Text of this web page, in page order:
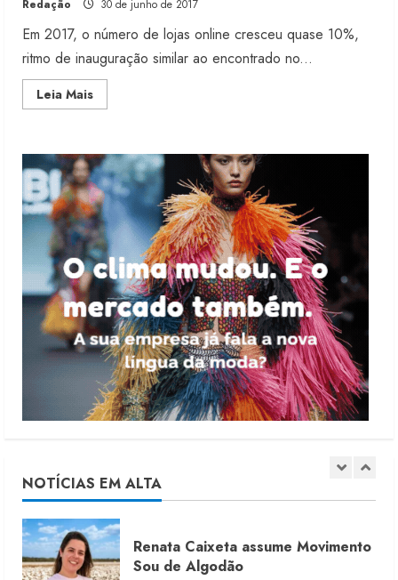
Redação 30 de junho de 2017
Em 2017, o número de lojas online cresceu quase 10%,
ritmo de inauguração similar ao encontrado no...
Leia MaisRead
more
está
mais
maduro
no
Brasil
NOTÍCIAS EM ALTA
2
5 de agosto de 2026
4
Projeto testa passaporte digital na
moda nacional
4 de agosto de 2026
5
Morena Rosa lança franquia com
estoque consignado
4 de agosto de 2026
1
6 de agosto de 2026
Renata Caixeta assume Movimento
Sou de Algodão